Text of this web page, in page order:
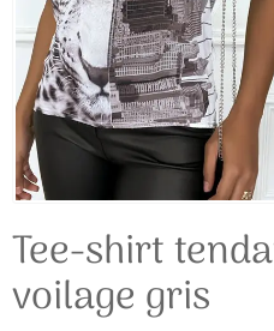
Tee-shirt
voilage gris